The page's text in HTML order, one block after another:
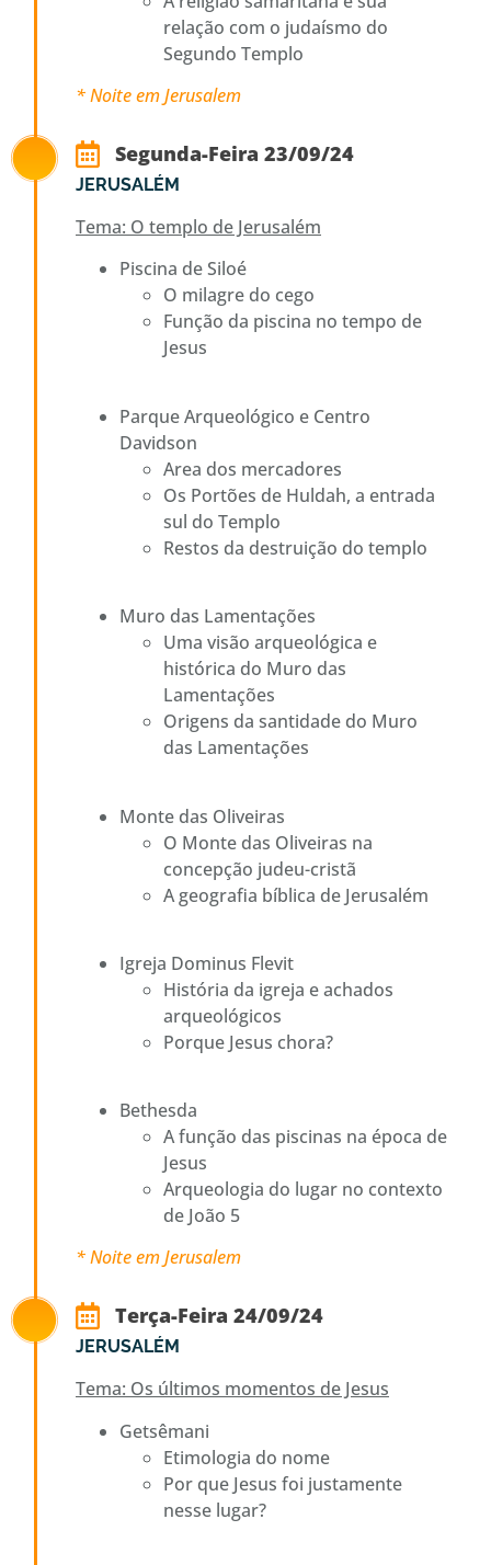
relação com o judaísmo do
Segundo Templo
* Noite em Jerusalem
Segunda-Feira 23/09/24
JERUSALÉM
Tema: O templo de Jerusalém
Piscina de Siloé
O milagre do cego
Função da piscina no tempo de
Jesus
Parque Arqueológico e Centro
Davidson
Area dos mercadores
Os Portões de Huldah, a entrada
sul do Templo
Restos da destruição do templo
Muro das Lamentações
Uma visão arqueológica e
histórica do Muro das
Lamentações
Origens da santidade do Muro
das Lamentações
Monte das Oliveiras
O Monte das Oliveiras na
concepção judeu-cristã
A geografia bíblica de Jerusalém
Igreja Dominus Flevit
História da igreja e achados
arqueológicos
Porque Jesus chora?
Bethesda
A função das piscinas na época de
Jesus
Arqueologia do lugar no contexto
de João 5
* Noite em Jerusalem
Terça-Feira 24/09/24
JERUSALÉM
Tema: Os últimos momentos de Jesus
Getsêmani
Etimologia do nome
Por que Jesus foi justamente
nesse lugar?